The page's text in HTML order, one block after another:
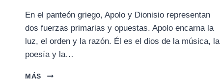
En el panteón griego, Apolo y Dionisio representan
dos fuerzas primarias y opuestas. Apolo encarna la
luz, el orden y la razón. Él es el dios de la música, la
poesía y la…
MÁS APOLO